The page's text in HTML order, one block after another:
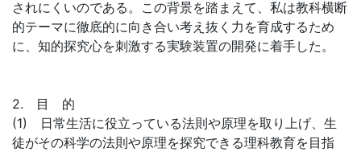
されにくいのである。この背景を踏まえて、私は教科横断
的テーマに徹底的に向き合い考え抜く力を育成するため
に、知的探究心を刺激する実験装置の開発に着手した。
2. 目 的
(1) 日常生活に役立っている法則や原理を取り上げ、生
徒がその科学の法則や原理を探究できる理科教育を目指